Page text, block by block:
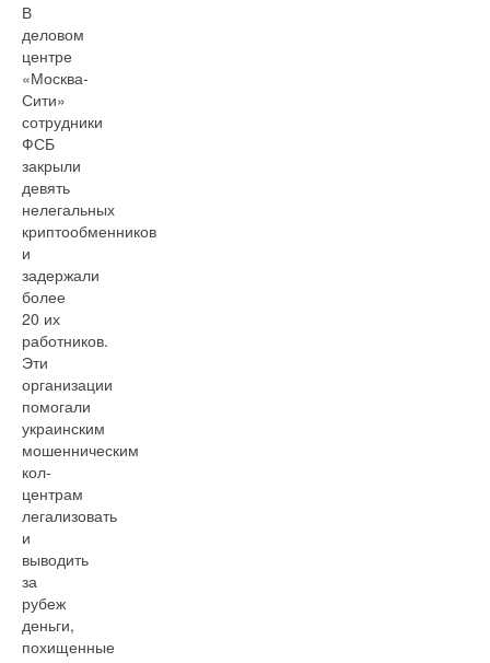
В
деловом
центре
«Москва-
Сити»
сотрудники
ФСБ
закрыли
девять
нелегальных
криптообменников
и
задержали
более
20 их
работников.
Эти
организации
помогали
украинским
мошенническим
кол-
центрам
легализовать
и
выводить
за
рубеж
деньги,
похищенные